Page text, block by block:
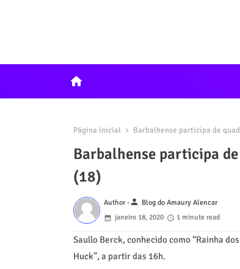
home
Página inicial Barbalhense participa de
Barbalhense participa de
(18)
Author -person Blog do Amaury Alencar
janeiro 18, 2020
1 minute read
Saullo Berck, conhecido como “Rainha
Huck”, a partir das 16h.